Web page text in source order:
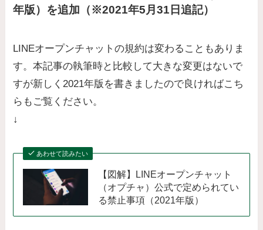
年版）を追加（※2021年5月31日追記）
LINEオープンチャットの規約は変わることもありま
す。本記事の執筆時と比較して大きな変更はないで
すが新しく2021年版を書きましたので良ければこち
らもご覧ください。
↓
あわせて読みたい
【図解】LINEオープンチャット
（オプチャ）公式で定められてい
る禁止事項（2021年版）